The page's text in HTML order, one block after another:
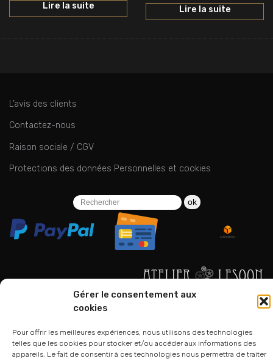
Gérer le consentement aux
cookies
Pour offrir les meilleures expériences, nous utilisons des technologies
telles que les cookies pour stocker et/ou accéder aux informations des
appareils. Le fait de consentir à ces technologies nous permettra de traiter
Lire la suite Lire la suite
L’avis des clients
Contactez-nous
Raison sociale / CGV
Protections des données Personnelles et cookies
ok
06 24 94 44 05